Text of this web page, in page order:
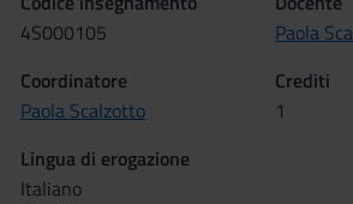
4S000105
Paola
Coordinatore
Paola Scalzotto
Crediti
1
Lingua di erogazione
Italiano